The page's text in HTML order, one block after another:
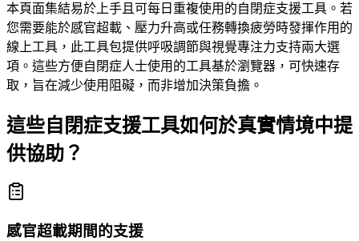
本頁面集結易於上手且可每日重複使用的自閉症支援工具。若
您需要能於感官超載、壓力升高或任務轉換疲勞時發揮作用的
線上工具，此工具包提供呼吸調節與視覺專注力支持兩大選
項。這些方便自閉症人士使用的工具基於瀏覽器，可快速存
取，旨在減少使用阻礙，而非增加決策負擔。
這些自閉症支援工具如何於真實情境中提
供協助？
感官超載期間的支援